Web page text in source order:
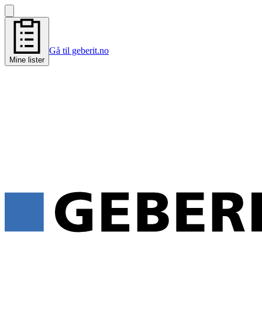
Mine lister
Gå til geberit.no